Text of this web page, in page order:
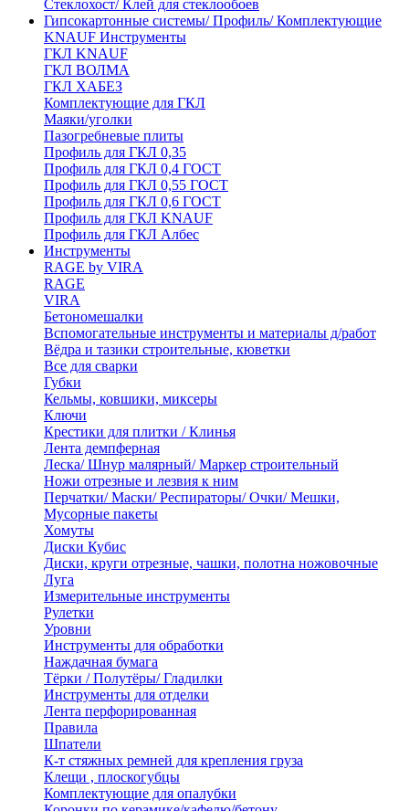
Стеклохост/ Клей для стеклообоев
Гипсокартонные системы/ Профиль/ Комплектующие
KNAUF Инструменты
ГКЛ KNAUF
ГКЛ ВОЛМА
ГКЛ ХАБЕЗ
Комплектующие для ГКЛ
Маяки/уголки
Пазогребневые плиты
Профиль для ГКЛ 0,35
Профиль для ГКЛ 0,4 ГОСТ
Профиль для ГКЛ 0,55 ГОСТ
Профиль для ГКЛ 0,6 ГОСТ
Профиль для ГКЛ KNAUF
Профиль для ГКЛ Албес
Инструменты
RAGE by VIRA
RAGE
VIRA
Бетономешалки
Вспомогательные инструменты и материалы д/работ
Вёдра и тазики строительные, кюветки
Все для сварки
Губки
Кельмы, ковшики, миксеры
Ключи
Крестики для плитки / Клинья
Лента демпферная
Леска/ Шнур малярный/ Маркер строительный
Ножи отрезные и лезвия к ним
Перчатки/ Маски/ Респираторы/ Очки/ Мешки,
Мусорные пакеты
Хомуты
Диски Кубис
Диски, круги отрезные, чашки, полотна ножовочные
Луга
Измерительные инструменты
Рулетки
Уровни
Инструменты для обработки
Наждачная бумага
Тёрки / Полутёры/ Гладилки
Инструменты для отделки
Лента перфорированная
Правила
Шпатели
К-т стяжных ремней для крепления груза
Клещи , плоскогубцы
Комплектующие для опалубки